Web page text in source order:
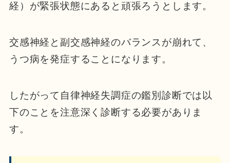
経）が緊張状態にあると頑張ろうとします。
交感神経と副交感神経のバランスが崩れて、
うつ病を発症することになります。
したがって自律神経失調症の鑑別診断では以
下のことを注意深く診断する必要がありま
す。